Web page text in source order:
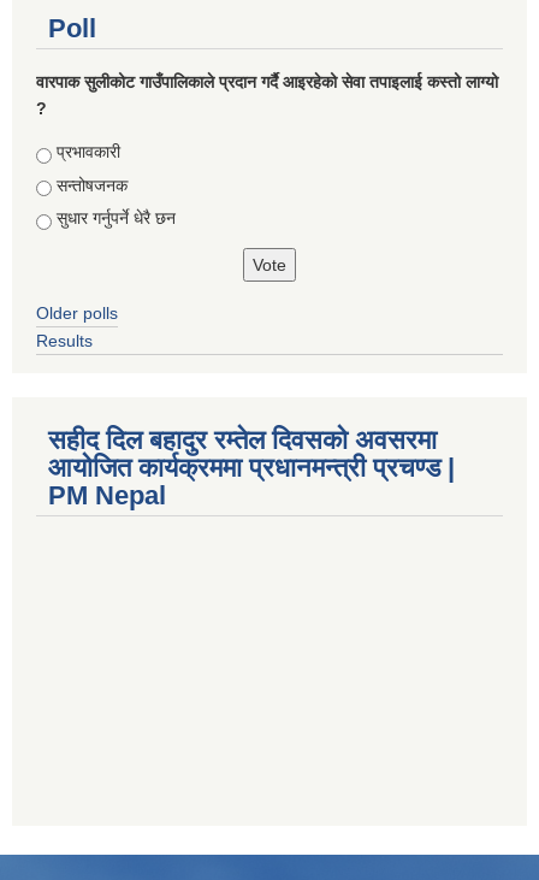
Poll
वारपाक सुलीकोट गाउँपालिकाले प्रदान गर्दै आइरहेको सेवा तपाइलाई कस्तो लाग्यो
?
Choices
प्रभावकारी
सन्तोषजनक
सुधार गर्नुपर्ने धेरै छन
Older polls
Results
सहीद दिल बहादुर रम्तेल दिवसको अवसरमा
आयोजित कार्यक्रममा प्रधानमन्त्री प्रचण्ड |
PM Nepal